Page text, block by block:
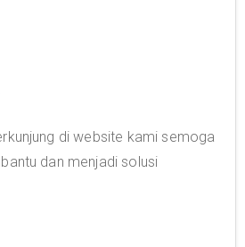
di website kami semoga
dan menjadi solusi